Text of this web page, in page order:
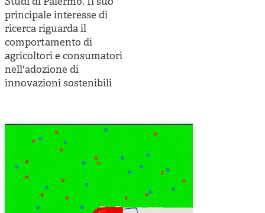
principale interesse di
ricerca riguarda il
comportamento di
agricoltori e consumatori
nell'adozione di
innovazioni sostenibili